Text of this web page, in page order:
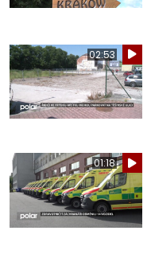
02:53
01:18